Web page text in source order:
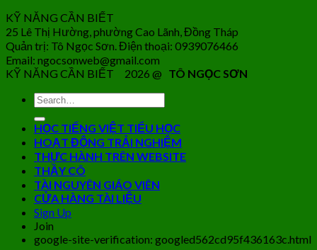
KỸ NĂNG CẦN BIẾT
25 Lê Thị Hường, phường Cao Lãnh, Đồng Tháp
Quản trị: Tô Ngọc Sơn. Điện thoại: 0939076466
Email: ngocsonweb@gmail.com
KỸ NĂNG CẦN BIẾT 2026 @ TÔ NGỌC SƠN
HỌC TIẾNG VIỆT TIỂU HỌC
HOẠT ĐỘNG TRẢI NGHIỆM
THỰC HÀNH TRÊN WEBSITE
THẦY CÔ
TÀI NGUYÊN GIÁO VIÊN
CỬA HÀNG TÀI LIỆU
Sign Up
Join
google-site-verification: googled562cd95f436163c.html